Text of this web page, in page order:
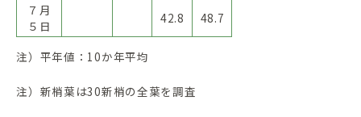
７月
５日
42.8 48.7
注）平年値：10か年平均
注）新梢葉は30新梢の全葉を調査